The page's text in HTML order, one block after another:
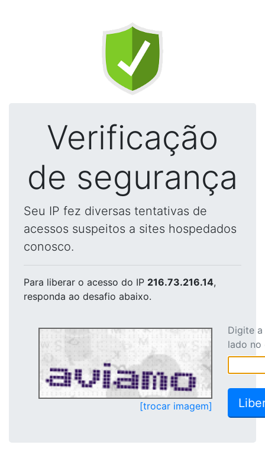
Verificação
de segurança
Seu IP fez diversas tentativas de
acessos suspeitos a sites hospedados
conosco.
Para liberar o acesso do IP 216.73.216.14,
responda ao desafio abaixo.
[trocar imagem]
Digite
lado no